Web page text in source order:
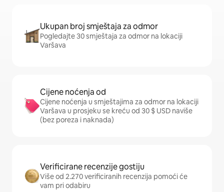
Ukupan broj smještaja za odmor
Pogledajte 30 smještaja za odmor na lokaciji
Varšava
Cijene noćenja od
Cijene noćenja u smještajima za odmor na lokaciji
Varšava u prosjeku se kreću od 30 $ USD naviše
(bez poreza i naknada)
Verificirane recenzije gostiju
Više od 2.270 verificiranih recenzija pomoći će
vam pri odabiru